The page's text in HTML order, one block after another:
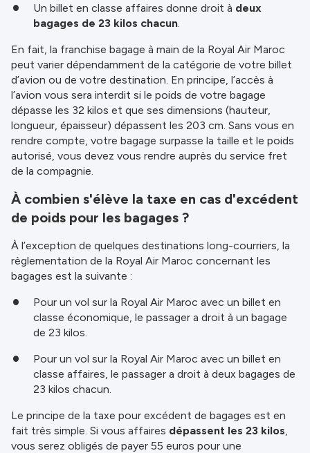
Un billet en classe affaires donne droit à deux
bagages de 23 kilos chacun
En fait, la franchise bagage à main de la Royal Air Maroc
peut varier dépendamment de la catégorie de votre billet
d’avion ou de votre destination. En principe, l’accès à
l’avion vous sera interdit si le poids de votre bagage
dépasse les 32 kilos et que ses dimensions (hauteur,
longueur, épaisseur) dépassent les 203 cm. Sans vous en
rendre compte, votre bagage surpasse la taille et le poids
autorisé, vous devez vous rendre auprès du service fret
de la compagnie.
À combien s'élève la taxe en cas d'excédent
de poids pour les bagages ?
À l’exception de quelques destinations long-courriers, la
règlementation de la Royal Air Maroc concernant les
bagages est la suivante :
Pour un vol sur la Royal Air Maroc avec un billet en
classe économique, le passager a droit à un bagage
de 23 kilos.
Pour un vol sur la Royal Air Maroc avec un billet en
classe affaires, le passager a droit à deux bagages de
23 kilos chacun.
Le principe de la taxe pour excédent de bagages est en
fait très simple. Si vous affaires dépassent les 23 kilos
vous serez obligés de payer 55 euros pour une